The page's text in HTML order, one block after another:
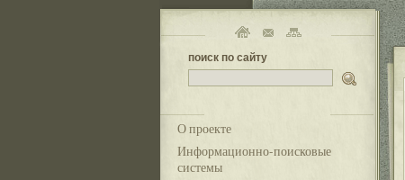
поиск по сайту
О проекте
Информационно-поисковые
системы